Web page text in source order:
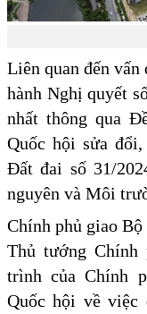
Liên quan đến vấn
hành Nghị quyết
nhất thông qua
Quốc hội sửa
Đất đai số 31/
nguyên và Môi
Chính phủ giao
Thủ tướng
trình của Chính
Quốc hội về việc